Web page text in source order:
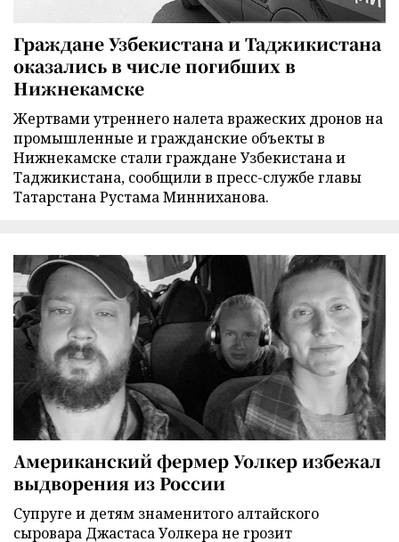
Граждане Узбекистана и Таджикистана
оказались в числе погибших в
Нижнекамске
Жертвами утреннего налета вражеских дронов на
промышленные и гражданские объекты в
Нижнекамске стали граждане Узбекистана и
Таджикистана, сообщили в пресс-службе главы
Татарстана Рустама Минниханова.
Американский фермер Уолкер избежал
выдворения из России
Супруге и детям знаменитого алтайского
сыровара Джастаса Уолкера не грозит